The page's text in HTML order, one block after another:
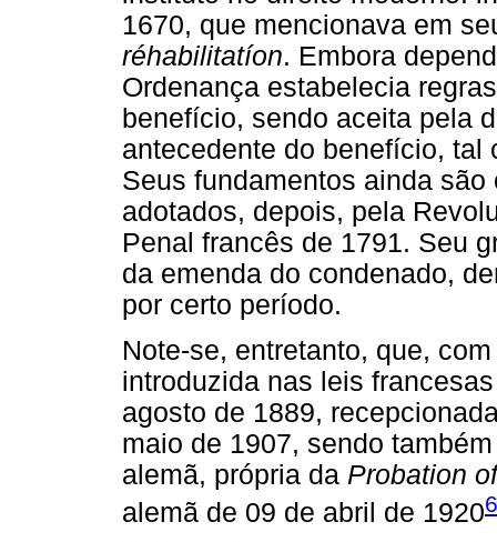
1670, que mencionava em
réhabilitatíon. Embora
Ordenança estabelecia
benefício, sendo aceita pela
antecedente do benefício, tal
Seus fundamentos ainda
adotados, depois, pela
Penal francês de 1791. Seu
da emenda do condenado,
por certo período.
Note-se, entretanto, que,
introduzida nas leis
agosto de 1889,
maio de 1907, sendo
alemã, própria da Probation
alemã de 09 de abril de 19206